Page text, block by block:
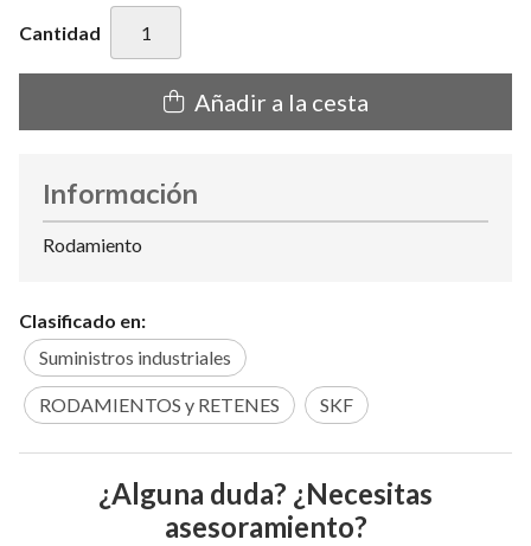
Cantidad
Añadir a la cesta
Información
Rodamiento
Clasificado en:
Suministros industriales
RODAMIENTOS y RETENES SKF
¿Alguna duda? ¿Necesitas
asesoramiento?